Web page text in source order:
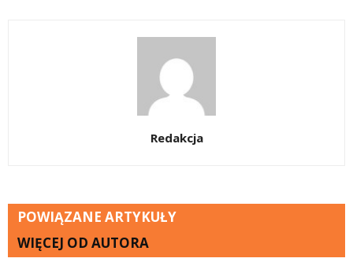
Redakcja
POWIĄZANE ARTYKUŁY
WIĘCEJ OD AUTORA